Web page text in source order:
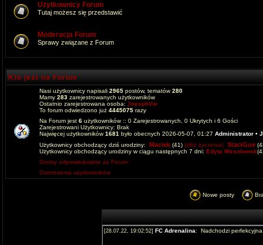
Użytkownicy Forum
Tutaj możesz się przedstawić
Moderacja Forum
Sprawy związane z Forum
Kto jest na Forum
Nasi użytkownicy napisali 2965 postów, tematów280
Mamy 283 zarejestrowanych użytkowników
Ostatnio zarejestrowana osoba: JoesphVw
To forum odwiedzono już 4445075 razy
Na Forum jest 6 użytkowników :: 0 Zarejestrowanych, 0 Ukrytych i 6 Gości
Zarejestrowani Użytkownicy: Brak
Najwięcej użytkowników1681 było obecnych 2026-05-07, 01:27 Administrator •
Użytkownicy obchodzący dziś urodziny: Maciek (41) (złóż życzenia) StaciGue
Użytkownicy obchodzący urodziny w ciągu następnych 7 dni: Edyta Wesolowsk
Osoby odpowiedzialne za Forum
Ostrzeżenia użytkowników
Nowe posty